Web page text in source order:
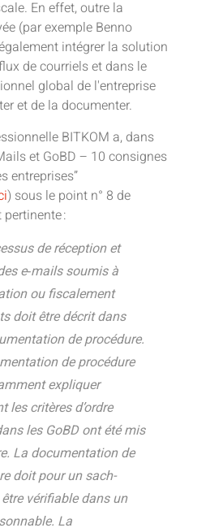
En effet, outre la
(par exemple Benno
intégrer la solution
de courriels et dans le
global de l'entreprise
et de la documenter.
BITKOM a, dans
et GoBD – 10 consignes
entreprises”
) sous le point n° 8 de
:
de réception et
e‑mails soumis à
ou fiscalement
doit être décrit dans
de procédure.
de procédure
expliquer
les critères d’ordre
les GoBD ont été mis
La documentation de
doit pour un sach-
vérifiable dans un
La